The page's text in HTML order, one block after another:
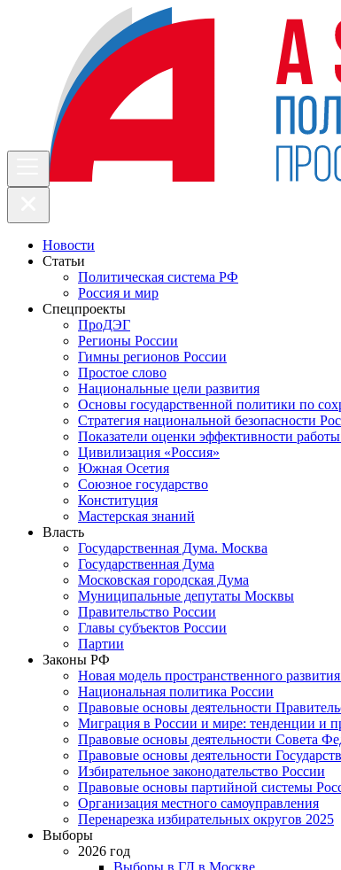
Новости
Статьи
Политическая система РФ
Россия и мир
Спецпроекты
ПроДЭГ
Регионы России
Гимны регионов России
Простое слово
Национальные цели развития
Основы государственной политики по
Стратегия национальной безопасности
Показатели оценки эффективности
Цивилизация «Россия»
Южная Осетия
Союзное государство
Конституция
Мастерская знаний
Власть
Государственная Дума. Москва
Государственная Дума
Московская городская Дума
Муниципальные депутаты Москвы
Правительство России
Главы субъектов России
Партии
Законы РФ
Новая модель пространственного
Национальная политика России
Правовые основы деятельности
Миграция в России и мире: тенденции и
Правовые основы деятельности Совета
Правовые основы деятельности
Избирательное законодательство России
Правовые основы партийной системы
Организация местного самоуправления
Перенарезка избирательных округов 2025
Выборы
2026 год
Выборы в ГД в Москве